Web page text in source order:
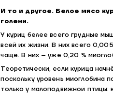
И то и другое. Белое мясо
голени.
У куриц белее всего грудные
всей их жизни. В них всего
чаще. В них – уже 0,20 %
Теоретически, если курица
поскольку уровень миоглобина
только у малоподвижной птицы: